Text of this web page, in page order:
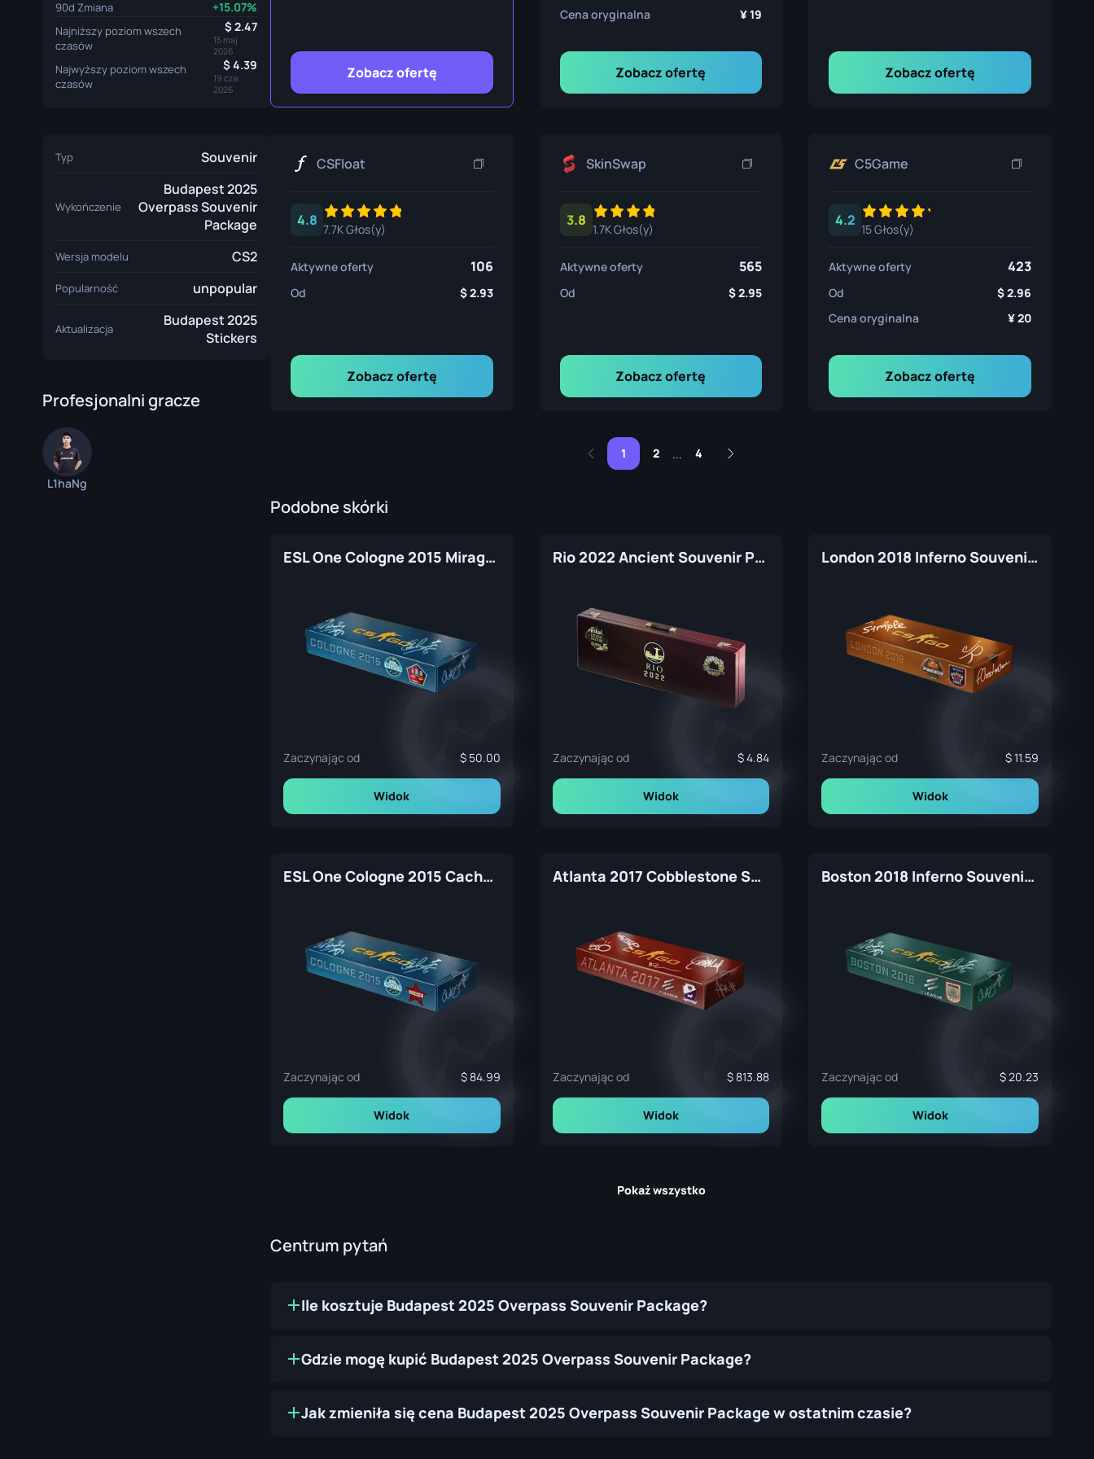
Nóż Ursus
90d Zmiana +15.07%
Najniższy poziom wszech
czasów
2.47
15 maj
2026
Najwyższy poziom wszech
czasów
4.39
19 cze
2026
Typ Souvenir
Wykończenie
Budapest 2025
Overpass Souvenir
Package
Wersja modelu CS2
Popularność unpopular
Aktualizacja
Budapest 2025
Stickers
Profesjonalni gracze
L1haNg
Zobacz ofertę
Cena oryginalna
19
Zobacz ofertę Zobacz ofertę
CSFloat
4.8
7.7K Głos(y)
Aktywne oferty 106
Od 2.93
Zobacz ofertę
SkinSwap
3.8
1.7K Głos(y)
Aktywne oferty 565
Od 2.95
Zobacz ofertę
C5Game
4.2
15 Głos(y)
Aktywne oferty 423
Od
2.96
Cena oryginalna
20
Zobacz ofertę
1 2 ... 4
Podobne skórki
ESL One Cologne 2015 Mirage Souvenir Package
Zaczynając od 50.00
Widok
Rio 2022 Ancient Souvenir Package
Zaczynając od 4.84
Widok
London 2018 Inferno Souvenir Package
Zaczynając od 11.59
Widok
ESL One Cologne 2015 Cache Souvenir Package
Zaczynając od 84.99
Widok
Atlanta 2017 Cobblestone Souvenir Package
Zaczynając od 813.88
Widok
Boston 2018 Inferno Souvenir Package
Zaczynając od 20.23
Widok
Pokaż wszystko
Centrum pytań
Ile kosztuje Budapest 2025 Overpass Souvenir Package?
Gdzie mogę kupić Budapest 2025 Overpass Souvenir Package?
Jak zmieniła się cena Budapest 2025 Overpass Souvenir Package w ostatnim czasie?